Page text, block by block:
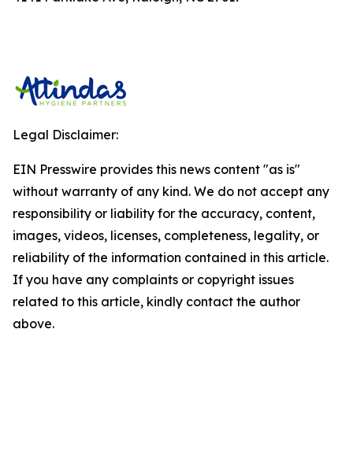
Legal Disclaimer:
EIN Presswire provides this news content "as is"
without warranty of any kind. We do not accept any
responsibility or liability for the accuracy, content,
images, videos, licenses, completeness, legality, or
reliability of the information contained in this article.
If you have any complaints or copyright issues
related to this article, kindly contact the author
above.